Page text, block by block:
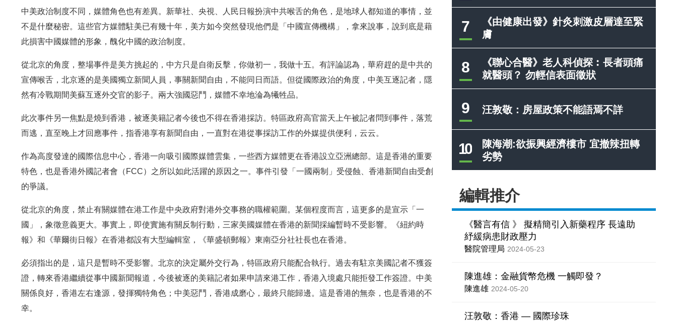
7
《由健康出發》針灸刺激皮層達至緊
膚
8
《聯心合醫》老人科偵探︰長者頭痛
就醫頭？ 勿輕信表面徵狀
9 汪敦敬：房屋政策不能語焉不詳
10
陳海潮:欲振興經濟樓市 宜撤辣扭轉
劣勢
編輯推介
《醫言有信 》 擬精簡引入新藥程序 長遠助
紓緩病患財政壓力
醫院管理局 2024-05-23
陳進雄：金融貨幣危機 一觸即發？
陳進雄 2024-05-20
汪敦敬：香港 — 國際珍珠
中美政治制度不同，媒體角色也有差異。新華社、央視、人民日報扮演中共喉舌的角色，是地球人都知道的事情，並
不是什麼秘密。這些官方媒體駐美已有幾十年，美方如今突然發現他們是「中國宣傳機構」，拿來說事，說到底是藉
此損害中國媒體的形象，醜化中國的政治制度。
從北京的角度，整場事件是美方挑起的，中方只是自衛反擊，你做初一，我做十五。有評論認為，華府趕的是中共的
宣傳喉舌，北京逐的是美國獨立新聞人員，事關新聞自由，不能同日而語。但從國際政治的角度，中美互逐記者，隱
然有冷戰期間美蘇互逐外交官的影子。兩大強國惡鬥，媒體不幸地淪為犧牲品。
此次事件另一焦點是燒到香港，被逐美籍記者今後也不得在香港採訪。特區政府高官當天上午被記者問到事件，落荒
而逃，直至晚上才回應事件，指香港享有新聞自由，一直對在港從事採訪工作的外媒提供便利，云云。
作為高度發達的國際信息中心，香港一向吸引國際媒體雲集，一些西方媒體更在香港設立亞洲總部。這是香港的重要
特色，也是香港外國記者會（FCC）之所以如此活躍的原因之一。事件引發「一國兩制」受侵蝕、香港新聞自由受創
的爭議。
從北京的角度，禁止有關媒體在港工作是中央政府對港外交事務的職權範圍。某個程度而言，這更多的是宣示「一
國」，象徵意義更大。事實上，即使實施有關反制行動，三家美國媒體在香港的新聞採編暫時不受影響。《紐約時
報》和《華爾街日報》在香港都設有大型編輯室，《華盛頓郵報》東南亞分社社長也在香港。
必須指出的是，這只是暫時不受影響。北京的決定屬外交行為，特區政府只能配合執行。過去有駐京美國記者不獲簽
證，轉來香港繼續從事中國新聞報道，今後被逐的美籍記者如果申請來港工作，香港入境處只能拒發工作簽證。中美
關係良好，香港左右逢源，發揮獨特角色；中美惡鬥，香港成磨心，最終只能歸邊。這是香港的無奈，也是香港的不
幸。